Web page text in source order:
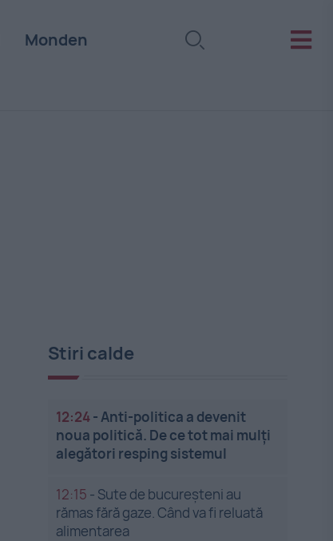
Monden
Stiri calde
12:24-Anti-politica a devenit
noua politică. De ce tot mai mulți
alegători resping sistemul
12:15 - Sute de bucureșteni au
rămas fără gaze. Când va fi reluată
alimentarea